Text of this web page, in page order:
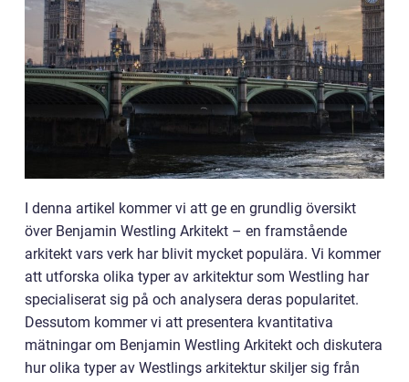
I denna artikel kommer vi att ge en grundlig översikt
över Benjamin Westling Arkitekt – en framstående
arkitekt vars verk har blivit mycket populära. Vi kommer
att utforska olika typer av arkitektur som Westling har
specialiserat sig på och analysera deras popularitet.
Dessutom kommer vi att presentera kvantitativa
mätningar om Benjamin Westling Arkitekt och diskutera
hur olika typer av Westlings arkitektur skiljer sig från